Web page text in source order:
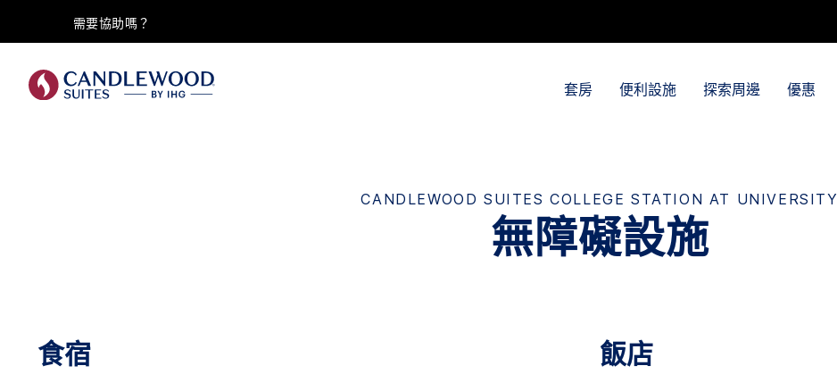
需要協助嗎？
套房 便利設施 探索周邊 優惠
CANDLEWOOD SUITES COLLEGE STATION AT UNIVERSITY
無障礙設施
食宿 飯店